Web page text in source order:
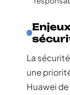
La
une
Huawei